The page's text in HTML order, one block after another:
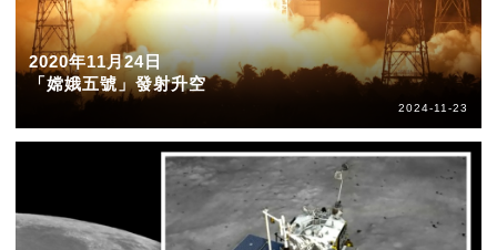
2020年11月24日
「嫦娥五號」發射升空
2024-11-23